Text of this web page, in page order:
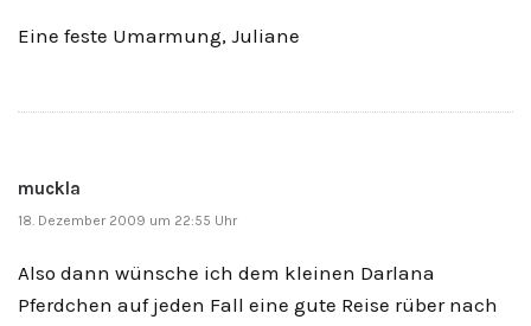
Eine feste Umarmung, Juliane
muckla
18. Dezember 2009 um 22:55 Uhr
Also dann wünsche ich dem kleinen Darlana
Pferdchen auf jeden Fall eine gute Reise rüber nach